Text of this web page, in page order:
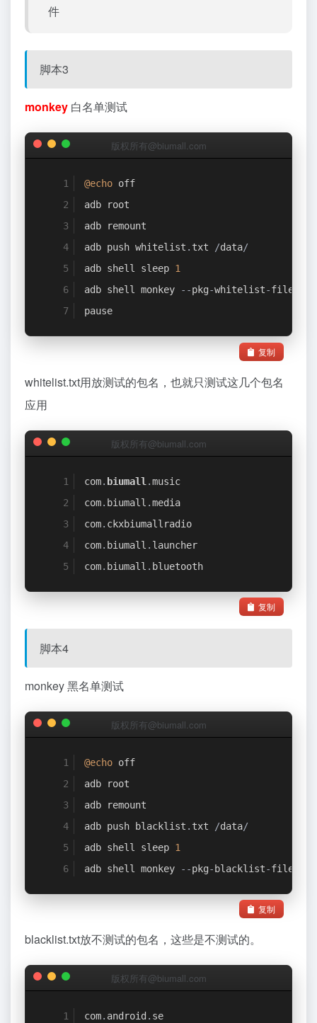
件
脚本3
monkey 白名单测试
版权所有@biumall.com
@echo off
adb root
adb remount
adb push whitelist . txt /data/
adb shell sleep 1
adb shell monkey
--pkg-whitelist-file
pause
复制
whitelist.txt用放测试的包名，也就只测试这几个包名
应用
版权所有@biumall.com
com. biumall .music
com. biumall .media
com. ckxbiumallradio
com. biumall . launcher
com. biumall . bluetooth
复制
脚本4
monkey 黑名单测试
版权所有@biumall.com
@echo off
adb root
adb remount
adb push blacklist . txt /data/
adb shell sleep 1
adb shell monkey
--pkg-blacklist-file
复制
blacklist.txt放不测试的包名，这些是不测试的。
版权所有@biumall.com
com. android . se